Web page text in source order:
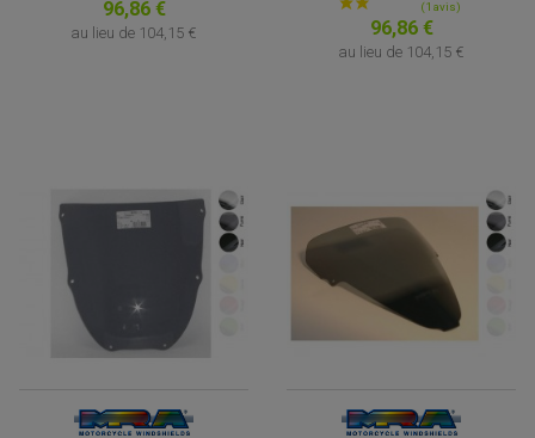
96,86 €
au lieu de 104,15 € 96,86 €
au lieu de 104,15 €